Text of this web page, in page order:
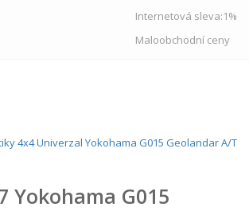
Internetová sleva:1%
Maloobchodní ceny
4x4Univerzal Yokohama G015 Geolandar A/T
Yokohama G015